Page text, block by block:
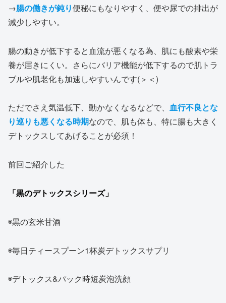
→腸の働きが鈍り便秘にもなりやすく、便や尿での排出が
減少しやすい。
腸の動きが低下すると血流が悪くなる為、肌にも酸素や栄
養が届きにくい。さらにバリア機能が低下するので肌トラ
ブルや肌老化も加速しやすいんです(＞＜)
ただでさえ気温低下、動かなくなるなどで、 血行不良とな
り巡りも悪くなる時期なので、肌も体も、特に腸も大きく
デトックスしてあげることが必須！
前回ご紹介した
「黒のデトックスシリーズ」
◉黒の玄米甘酒
◉毎日ティースプーン1杯炭デトックスサプリ
◉デトックス&パック時短炭泡洗顔